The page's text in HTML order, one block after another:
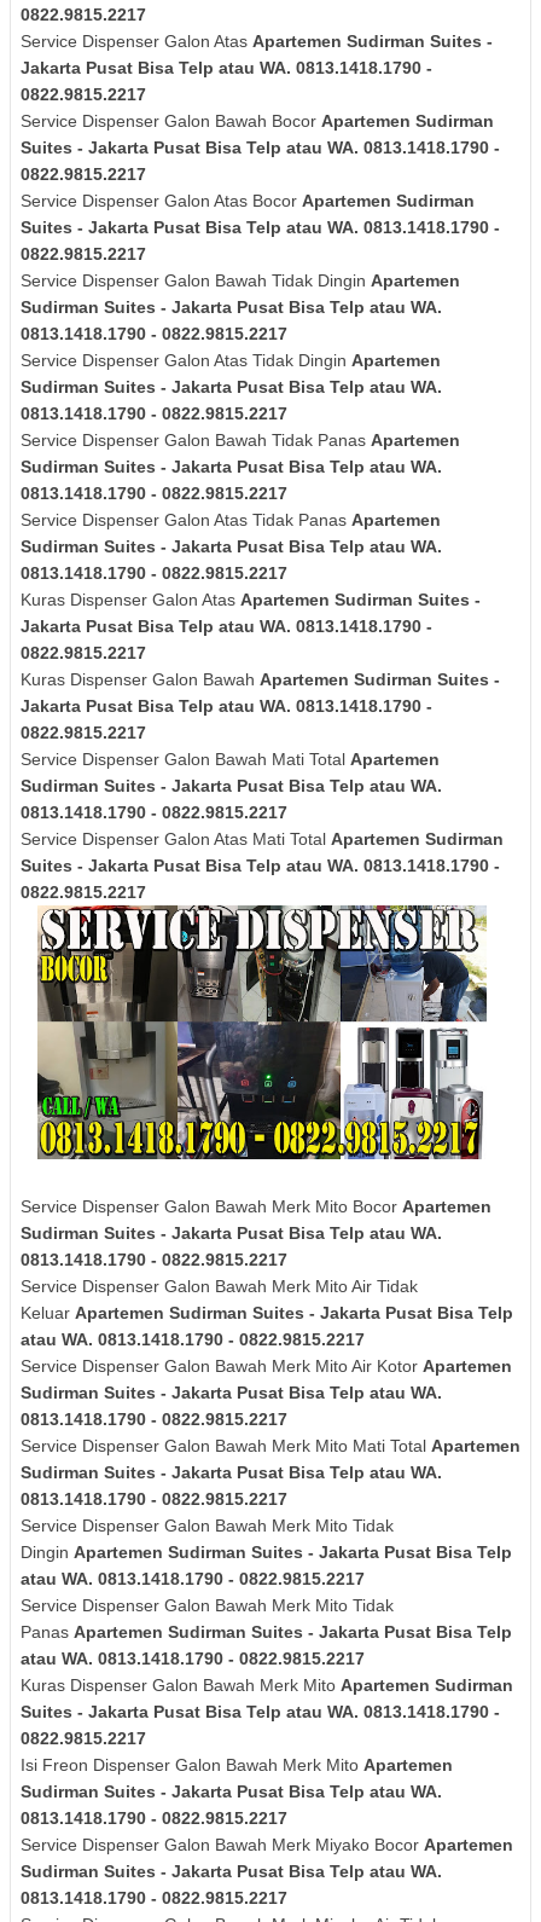
0822.9815.2217
Service Dispenser Galon Atas Apartemen Sudirman Suites -
Jakarta Pusat Bisa Telp atau WA. 0813.1418.1790 -
0822.9815.2217
Service Dispenser Galon Bawah Bocor Apartemen Sudirman
Suites - Jakarta Pusat Bisa Telp atau WA. 0813.1418.1790 -
0822.9815.2217
Service Dispenser Galon Atas Bocor Apartemen Sudirman
Suites - Jakarta Pusat Bisa Telp atau WA. 0813.1418.1790 -
0822.9815.2217
Service Dispenser Galon Bawah Tidak Dingin Apartemen
Sudirman Suites - Jakarta Pusat Bisa Telp atau WA.
0813.1418.1790 - 0822.9815.2217
Service Dispenser Galon Atas Tidak Dingin Apartemen
Sudirman Suites - Jakarta Pusat Bisa Telp atau WA.
0813.1418.1790 - 0822.9815.2217
Service Dispenser Galon Bawah Tidak Panas Apartemen
Sudirman Suites - Jakarta Pusat Bisa Telp atau WA.
0813.1418.1790 - 0822.9815.2217
Service Dispenser Galon Atas Tidak Panas Apartemen
Sudirman Suites - Jakarta Pusat Bisa Telp atau WA.
0813.1418.1790 - 0822.9815.2217
Kuras Dispenser Galon Atas Apartemen Sudirman Suites -
Jakarta Pusat Bisa Telp atau WA. 0813.1418.1790 -
0822.9815.2217
Kuras Dispenser Galon Bawah Apartemen Sudirman Suites -
Jakarta Pusat Bisa Telp atau WA. 0813.1418.1790 -
0822.9815.2217
Service Dispenser Galon Bawah Mati Total Apartemen
Sudirman Suites - Jakarta Pusat Bisa Telp atau WA.
0813.1418.1790 - 0822.9815.2217
Service Dispenser Galon Atas Mati Total Apartemen Sudirman
Suites - Jakarta Pusat Bisa Telp atau WA. 0813.1418.1790 -
0822.9815.2217
Service Dispenser Galon Bawah Merk Mito Bocor Apartemen
Sudirman Suites - Jakarta Pusat Bisa Telp atau WA.
0813.1418.1790 - 0822.9815.2217
Service Dispenser Galon Bawah Merk Mito Air Tidak
Keluar Apartemen Sudirman Suites - Jakarta Pusat Bisa Telp
atau WA. 0813.1418.1790 - 0822.9815.2217
Service Dispenser Galon Bawah Merk Mito Air Kotor Apartemen
Sudirman Suites - Jakarta Pusat Bisa Telp atau WA.
0813.1418.1790 - 0822.9815.2217
Service Dispenser Galon Bawah Merk Mito Mati Total Apartemen
Sudirman Suites - Jakarta Pusat Bisa Telp atau WA.
0813.1418.1790 - 0822.9815.2217
Service Dispenser Galon Bawah Merk Mito Tidak
Dingin Apartemen Sudirman Suites - Jakarta Pusat Bisa Telp
atau WA. 0813.1418.1790 - 0822.9815.2217
Service Dispenser Galon Bawah Merk Mito Tidak
Panas Apartemen Sudirman Suites - Jakarta Pusat Bisa Telp
atau WA. 0813.1418.1790 - 0822.9815.2217
Kuras Dispenser Galon Bawah Merk Mito Apartemen Sudirman
Suites - Jakarta Pusat Bisa Telp atau WA. 0813.1418.1790 -
0822.9815.2217
Isi Freon Dispenser Galon Bawah Merk Mito Apartemen
Sudirman Suites - Jakarta Pusat Bisa Telp atau WA.
0813.1418.1790 - 0822.9815.2217
Service Dispenser Galon Bawah Merk Miyako Bocor Apartemen
Sudirman Suites - Jakarta Pusat Bisa Telp atau WA.
0813.1418.1790 - 0822.9815.2217